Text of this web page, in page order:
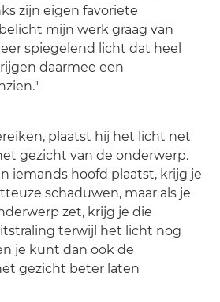
zijn eigen favoriete
mijn werk graag van
spiegelend licht dat heel
daarmee een
plaatst hij het licht net
gezicht van de onderwerp.
iemands hoofd plaatst, krijg je
schaduwen, maar als je
zet, krijg je die
terwijl het licht nog
je kunt dan ook de
gezicht beter laten